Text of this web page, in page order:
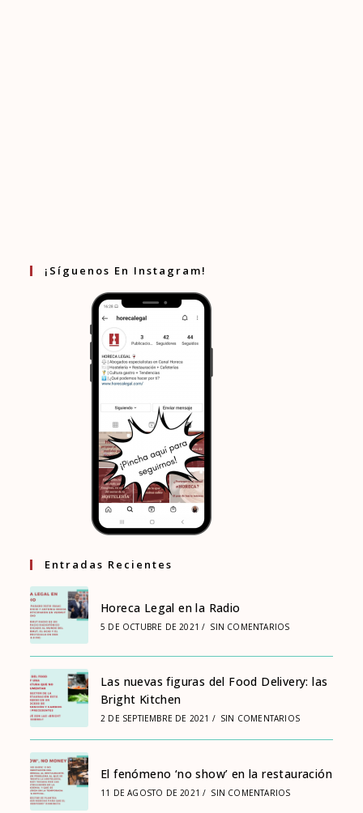
¡Síguenos En Instagram!
Entradas Recientes
Horeca Legal en la Radio
5 DE OCTUBRE DE 2021 / SIN COMENTARIOS
Las nuevas figuras del Food Delivery: las
Bright Kitchen
2 DE SEPTIEMBRE DE 2021 / SIN COMENTARIOS
El fenómeno ‘no show’ en la restauración
11 DE AGOSTO DE 2021 / SIN COMENTARIOS